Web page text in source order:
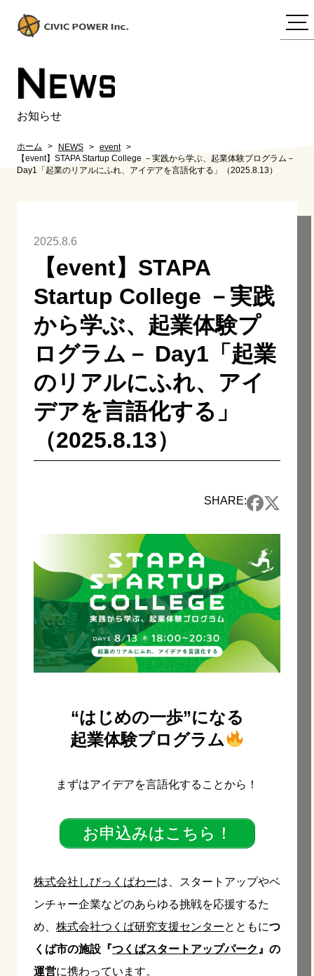
NEWS
お知らせ
ホーム NEWS
event
【event】STAPA Startup College －実践から学ぶ、起業体験プログラム－
Day1「起業のリアルにふれ、アイデアを言語化する」（2025.8.13）
2025.8.6
【event】STAPA
Startup College －実践
から学ぶ、起業体験プ
ログラム－ Day1「起業
のリアルにふれ、アイ
デアを言語化する」
（2025.8.13）
SHARE:
“はじめの一歩”になる
起業体験プログラム
まずはアイデアを言語化することから！
お申込みはこちら！
株式会社しびっくぱわーは、スタートアップやベ
ンチャー企業などのあらゆる挑戦を応援するた
め、 株式会社つくば研究支援センターとともにつ
く ば市の施設『つくばスタートアップパーク 』の
運営に携わっています。